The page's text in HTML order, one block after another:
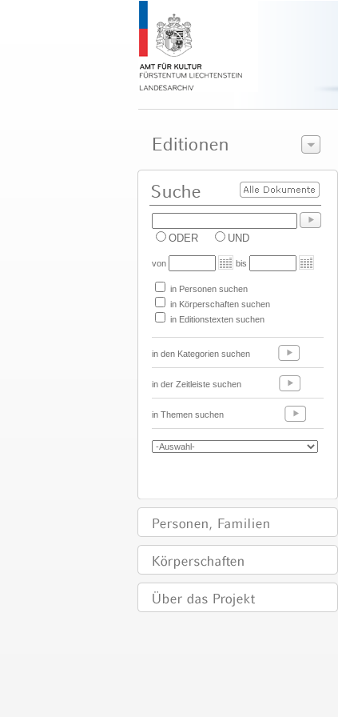
ODER UND
von bis
in Personen suchen
in Körperschaften suchen
in Editionstexten suchen
in den Kategorien suchen
in der Zeitleiste suchen
in Themen suchen